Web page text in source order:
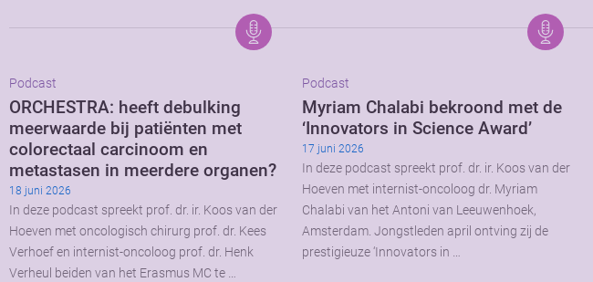
Podcast
ORCHESTRA: heeft debulking
meerwaarde bij patiënten met
colorectaal carcinoom en
metastasen in meerdere organen?
18 juni 2026
In deze podcast spreekt prof. dr. ir. Koos van der
Hoeven met oncologisch chirurg prof. dr. Kees
Verhoef en internist-oncoloog prof. dr. Henk
Verheul beiden van het Erasmus MC te …
Podcast
Myriam Chalabi bekroond met de
‘Innovators in Science Award’
17 juni 2026
In deze podcast spreekt prof. dr. ir. Koos van der
Hoeven met internist-oncoloog dr. Myriam
Chalabi van het Antoni van Leeuwenhoek,
Amsterdam. Jongstleden april ontving zij de
prestigieuze ‘Innovators in …